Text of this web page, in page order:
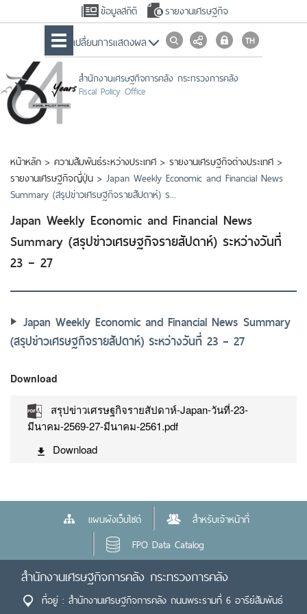
ข้อมูลสถิติ รายงานเศรษฐกิจ
เปลื่ยนการแสดงผล
สำนักงานเศรษฐกิจการคลัง กระทรวงการคลัง
Fiscal Policy Office
หน้าหลัก > ความสัมพันธ์ระหว่างประเทศ > รายงานเศรษฐกิจต่างประเทศ >
รายงานเศรษฐกิจญี่ปุ่น > Japan Weekly Economic and Financial News
Summary (สรุปข่าวเศรษฐกิจรายสัปดาห์) ร...
Japan Weekly Economic and Financial News
Summary (สรุปข่าวเศรษฐกิจรายสัปดาห์) ระหว่างวันที่
23 – 27
Japan Weekly Economic and Financial News Summary
(สรุปข่าวเศรษฐกิจรายสัปดาห์) ระหว่างวันที่ 23 – 27
Download
สรุปข่าวเศรษฐกิจรายสัปดาห์-Japan-วันที่-23-
มีนาคม-2569-27-มีนาคม-2561.pdf
Download
แผนผังเว็บไซต์
สำหรับเจ้าหน้าที่
FPO Data Catalog
สำนักงานเศรษฐกิจการคลัง กระทรวงการคลัง
ที่อยู่ : สำนักงานเศรษฐกิจการคลัง ถนนพระรามที่ 6 อารีย์สัมพันธ์